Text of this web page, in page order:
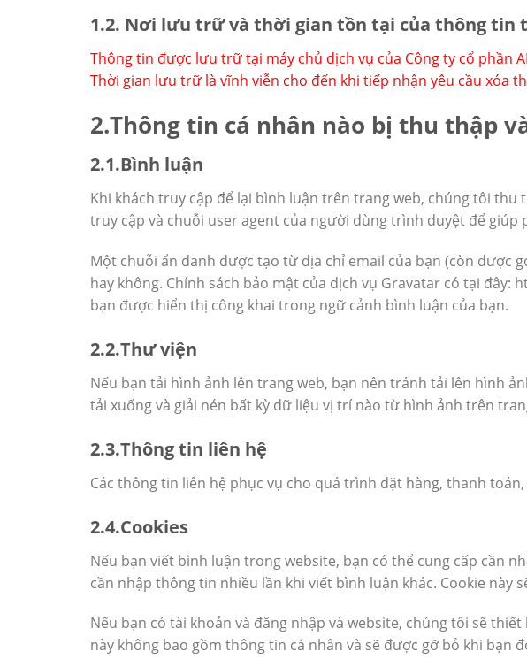
1.2. Nơi lưu trữ và thời gian tồn tại của thông tin
Thông tin được lưu trữ tại máy chủ dịch vụ của Công ty cổ phần
Thời gian lưu trữ là vĩnh viễn cho đến khi tiếp nhận yêu cầu xóa
2.Thông tin cá nhân nào bị thu thập
2.1.Bình luận
Khi khách truy cập để lại bình luận trên trang web, chúng tôi
truy cập và chuỗi user agent của người dùng trình duyệt để giúp
Một chuỗi ẩn danh được tạo từ địa chỉ email của bạn (còn được
hay không. Chính sách bảo mật của dịch vụ Gravatar có tại
bạn được hiển thị công khai trong ngữ cảnh bình luận của bạn.
2.2.Thư viện
Nếu bạn tải hình ảnh lên trang web, bạn nên tránh tải lên hình
tải xuống và giải nén bất kỳ dữ liệu vị trí nào từ hình ảnh trên
2.3.Thông tin liên hệ
Các thông tin liên hệ phục vụ cho quá trình đặt hàng, thanh
2.4.Cookies
Nếu bạn viết bình luận trong website, bạn có thể cung cấp cần
cần nhập thông tin nhiều lần khi viết bình luận khác. Cookie này
Nếu bạn có tài khoản và đăng nhập và website, chúng tôi sẽ
này không bao gồm thông tin cá nhân và sẽ được gỡ bỏ khi bạn